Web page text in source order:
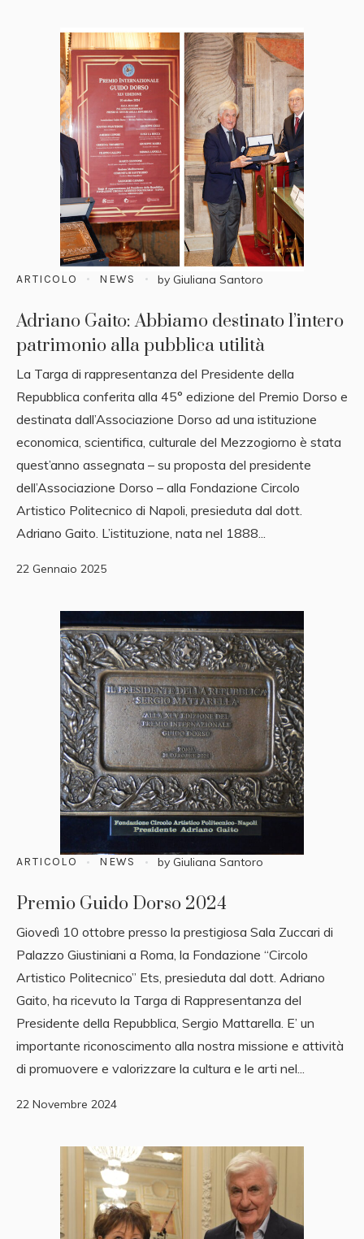
ARTICOLO NEWS by Giuliana Santoro
Adriano Gaito: Abbiamo destinato l’intero
patrimonio alla pubblica utilità
La Targa di rappresentanza del Presidente della
Repubblica conferita alla 45° edizione del Premio Dorso e
destinata dall’Associazione Dorso ad una istituzione
economica, scientifica, culturale del Mezzogiorno è stata
quest’anno assegnata – su proposta del presidente
dell’Associazione Dorso – alla Fondazione Circolo
Artistico Politecnico di Napoli, presieduta dal dott.
Adriano Gaito. L’istituzione, nata nel 1888...
22 Gennaio 2025
ARTICOLO NEWS by Giuliana Santoro
Premio Guido Dorso 2024
Giovedì 10 ottobre presso la prestigiosa Sala Zuccari di
Palazzo Giustiniani a Roma, la Fondazione “Circolo
Artistico Politecnico” Ets, presieduta dal dott. Adriano
Gaito, ha ricevuto la Targa di Rappresentanza del
Presidente della Repubblica, Sergio Mattarella. E’ un
importante riconoscimento alla nostra missione e attività
di promuovere e valorizzare la cultura e le arti nel...
22 Novembre 2024